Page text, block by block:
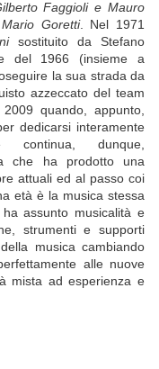
Faggioli e Mauro
Mario Goretti. Nel 1971
sostituito da Stefano
del 1966 (insieme a
la sua strada da
azzeccato del team
quando, appunto,
dedicarsi interamente
continua, dunque,
che ha prodotto una
attuali ed al passo coi
età è la musica stessa
assunto musicalità e
strumenti e supporti
musica cambiando
alle nuove
mista ad esperienza e